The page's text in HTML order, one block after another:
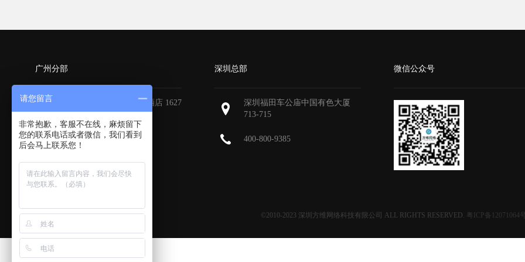
广州分部
广州天河区地中海国际酒店 1627
深圳总部
深圳福田车公庙中国有色大厦
713-715
400-800-9385
微信公众号
©2010-2023 深圳方维网络科技有限公司 ALL RIGHTS RESERVED. 粤ICP备12071064
请您留言
非常抱歉，客服不在线，麻烦留下
您的联系电话或者微信，我们看到
后会马上联系您！